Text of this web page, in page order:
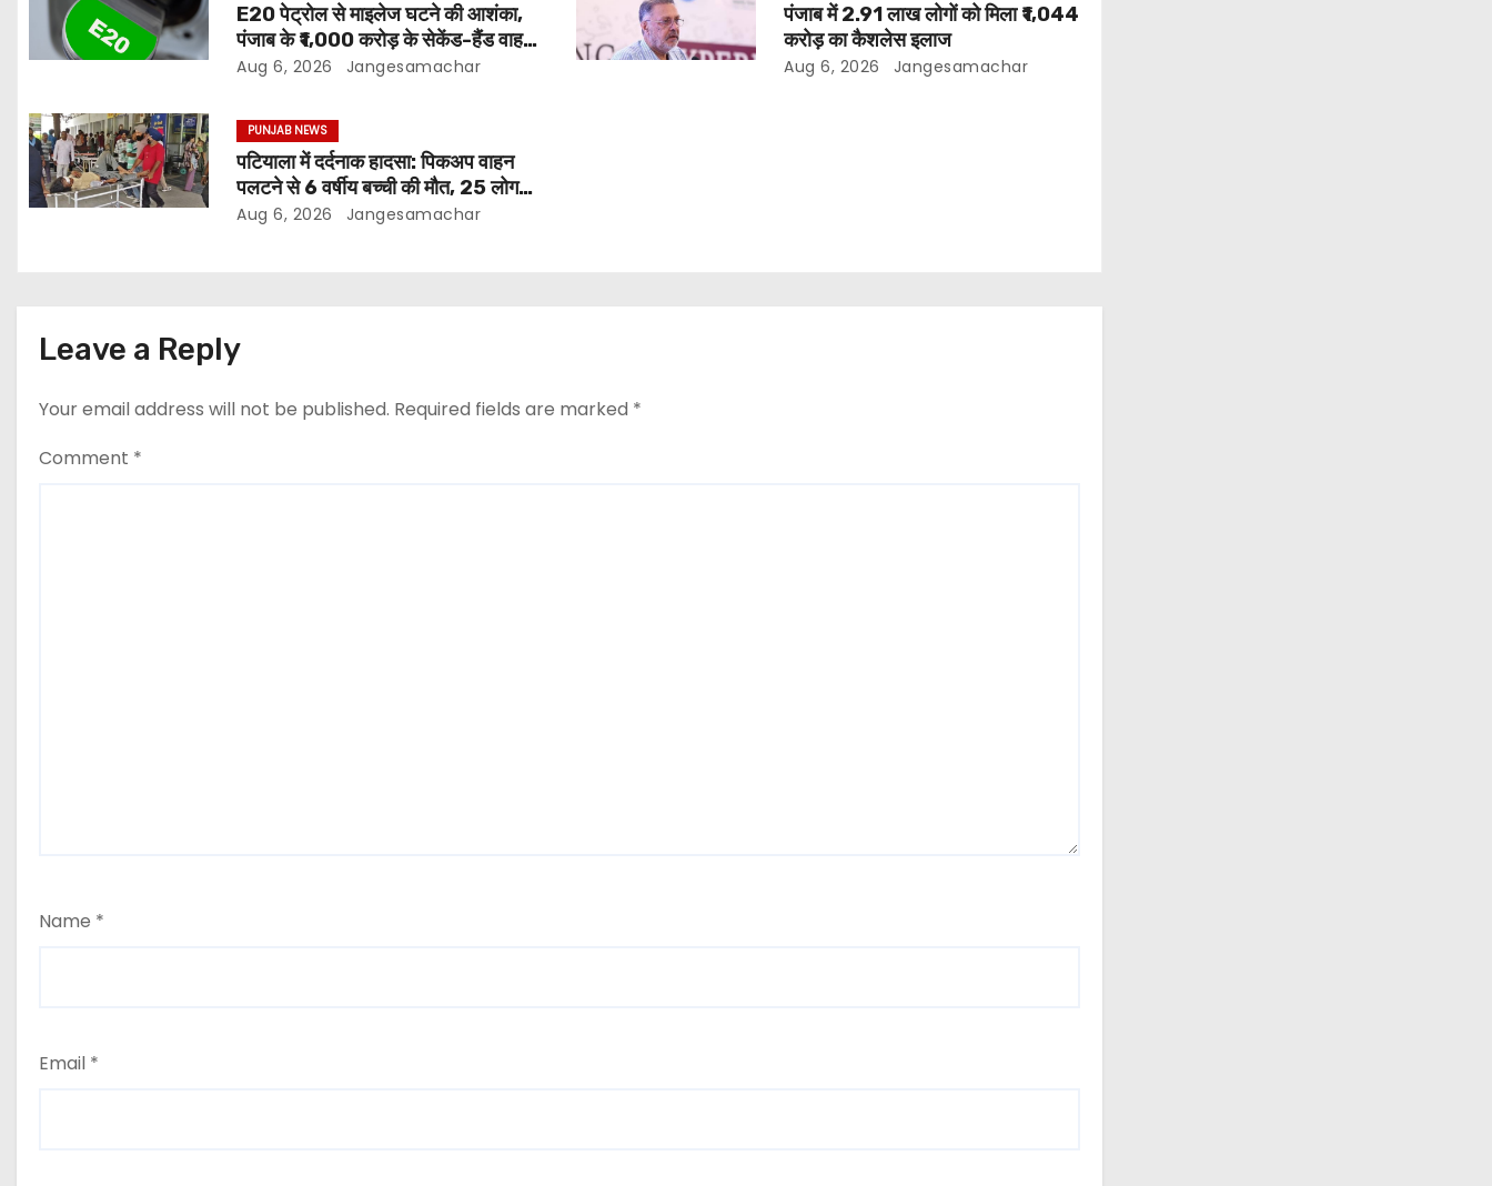
E20 पेट्रोल से माइलेज घटने की आशंका,
पंजाब के ₹1,000 करोड़ के सेकेंड-हैंड वाहन
बाजार पर असर
Aug 6, 2026 Jangesamachar
पंजाब में 2.91 लाख लोगों को मिला ₹1,044
करोड़ का कैशलेस इलाज
Aug 6, 2026 Jangesamachar
PUNJAB NEWS
पटियाला में दर्दनाक हादसा: पिकअप वाहन
पलटने से 6 वर्षीय बच्ची की मौत, 25 लोग
घायल
Aug 6, 2026 Jangesamachar
Leave a Reply
Your email address will not be published. Required fields are marked *
Comment *
Name *
Email *